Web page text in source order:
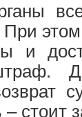
и
стоит